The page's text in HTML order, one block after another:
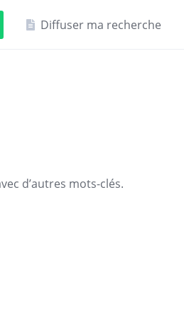
Diffuser ma recherche
d’autres mots-clés.